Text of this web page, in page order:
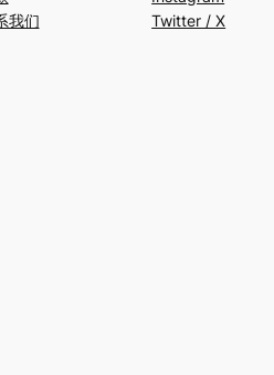
我们
Twitter / X